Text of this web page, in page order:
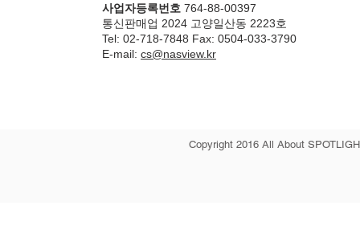
사업자등록번호 764-88-00397
통신판매업 2024 고양일산동 2223호
Tel: 02-718-7848 Fax: 0504-033-3790
E-mail: cs@nasview.kr
Copyright 2016 All About